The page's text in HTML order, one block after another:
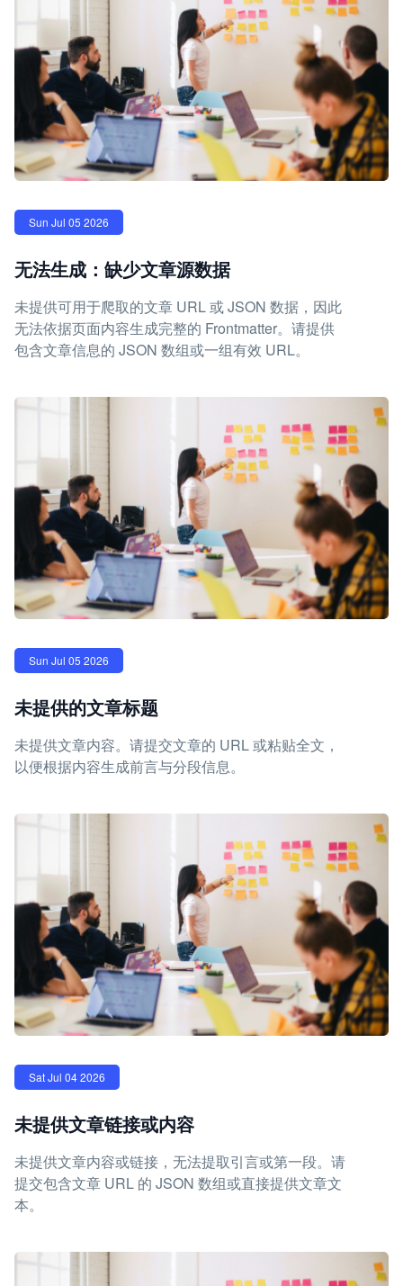
Sun Jul 05 2026
无法生成：缺少文章源数据
未提供可用于爬取的文章 URL 或 JSON 数据，因此
无法依据页面内容生成完整的 Frontmatter。请提供
包含文章信息的 JSON 数组或一组有效 URL。
Sun Jul 05 2026
未提供的文章标题
未提供文章内容。请提交文章的 URL 或粘贴全文，
以便根据内容生成前言与分段信息。
Sat Jul 04 2026
未提供文章链接或内容
未提供文章内容或链接，无法提取引言或第一段。请
提交包含文章 URL 的 JSON 数组或直接提供文章文
本。